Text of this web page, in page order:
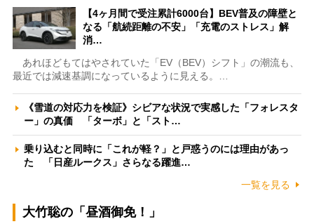
【4ヶ月間で受注累計6000台】BEV普及の障壁と
なる「航続距離の不安」「充電のストレス」解
消…
あれほどもてはやされていた「EV（BEV）シフト」の潮流も、
最近では減速基調になっているように見える。…
《雪道の対応力を検証》シビアな状況で実感した「フォレスタ
ー」の真価 「ターボ」と「スト…
乗り込むと同時に「これが軽？」と戸惑うのには理由があっ
た 「日産ルークス」さらなる躍進…
一覧を見る
大竹聡の「昼酒御免！」